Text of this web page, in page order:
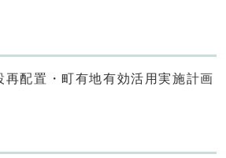
再配置・町有地有効活用実施計画